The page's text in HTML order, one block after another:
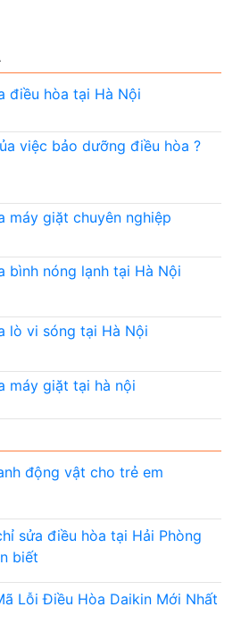
điều hòa tại Hà Nội
việc bảo dưỡng điều hòa ?
máy giặt chuyên nghiệp
bình nóng lạnh tại Hà Nội
lò vi sóng tại Hà Nội
máy giặt tại hà nội
động vật cho trẻ em
sửa điều hòa tại Hải Phòng
biết
Lỗi Điều Hòa Daikin Mới Nhất